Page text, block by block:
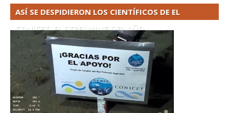
ASÍ SE DESPIDIERON LOS CIENTÍFICOS DE EL
CONICET. EL STREAMING DEL AÑO